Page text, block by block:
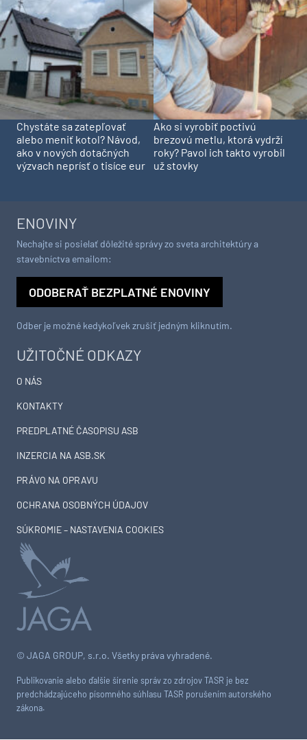
Chystáte sa zatepľovať
alebo meniť kotol? Návod,
ako v nových dotačných
výzvach neprísť o tisíce eur
Ako si vyrobiť poctivú
brezovú metlu, ktorá vydrží
roky? Pavol ich takto vyrobil
už stovky
© JAGA GROUP, s.r.o. Všetky práva vyhradené.
Publikovanie alebo ďalšie šírenie správ zo zdrojov TASR je bez
predchádzajúceho písomného súhlasu TASR porušením autorského
zákona.
UŽITOČNÉ ODKAZY
O NÁS
KONTAKTY
PREDPLATNÉ ČASOPISU ASB
INZERCIA NA ASB.SK
PRÁVO NA OPRAVU
OCHRANA OSOBNÝCH ÚDAJOV
SÚKROMIE – NASTAVENIA COOKIES
ENOVINY
Nechajte si posielať dôležité správy zo sveta architektúry a
stavebníctva emailom:
ODOBERAŤ BEZPLATNÉ ENOVINY
Odber je možné kedykoľvek zrušiť jedným kliknutím.